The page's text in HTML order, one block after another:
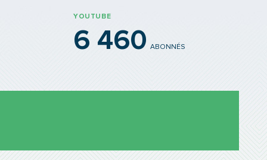
YOUTUBE
6 460 ABONNÉS